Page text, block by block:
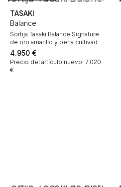
TASAKI
Balance
Sortija Tasaki Balance Signature
de oro amarillo y perla cultivada
de Akoya
4.950 €
Precio del artículo nuevo: 7.020
€